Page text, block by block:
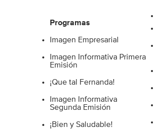
Programas
Imagen Empresarial
Imagen Informativa Primera
Emisión
¡Que tal Fernanda!
Imagen Informativa
Segunda Emisión
¡Bien y Saludable!